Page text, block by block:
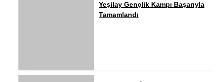
Yeşilay Gençlik Kampı Başarıyla
Tamamlandı